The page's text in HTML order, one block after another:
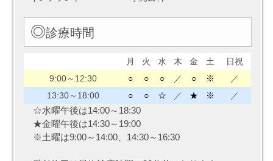
◎診療時間
月 火 水 木 金 土
日祝
9:00～12:30
○ ○ ○ ／ ○ ※
／
13:30～18:00
○ ○ ☆ ／ ★ ※ ／
☆水曜午後は14:00～18:30
★金曜午後は14:30～19:00
※土曜は9:00～14:00、14:30～16:30